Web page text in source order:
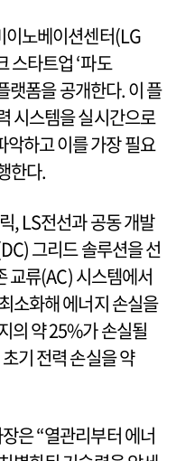
이노베이션센터(LG
스타트업 ‘파도
랫폼을 공개한다. 이 플
시스템을 실시간으로
하고 이를 가장 필요
한다.
, LS전선과 공동 개발
그리드 솔루션을 선
교류(AC) 시스템에서
소화해 에너지 손실을
의 약 25%가 손실될
기 전력 손실을 약
은 “열관리부터 에너